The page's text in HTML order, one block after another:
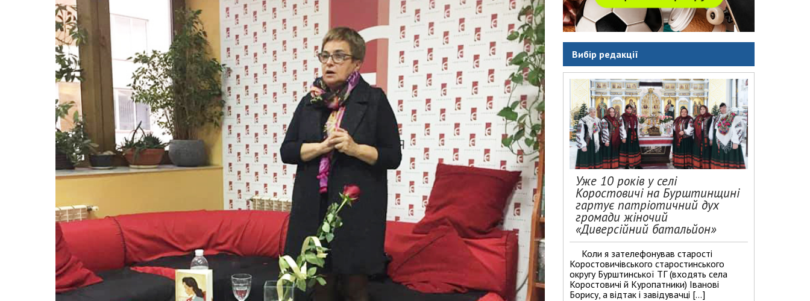
Вибір редакції
Уже 10 років у селі
Коростовичі на Бурштинщині
гартує патріотичний дух
громади жіночий
«Диверсійний батальйон»
Коли я зателефонував старості
Коростовичівського старостинського
округу Бурштинської ТГ (входять села
Коростовичі й Куропатники) Іванові
Борису, а відтак і завідувачці […]